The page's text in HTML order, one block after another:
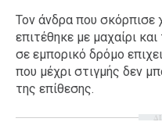
Food
Ταξίδια
Style
Σπίτι
Family
Τον άνδρα που σκόρπισε
επιτέθηκε με μαχαίρι
σε εμπορικό δρόμο
που μέχρι στιγμής δεν
της επίθεσης.